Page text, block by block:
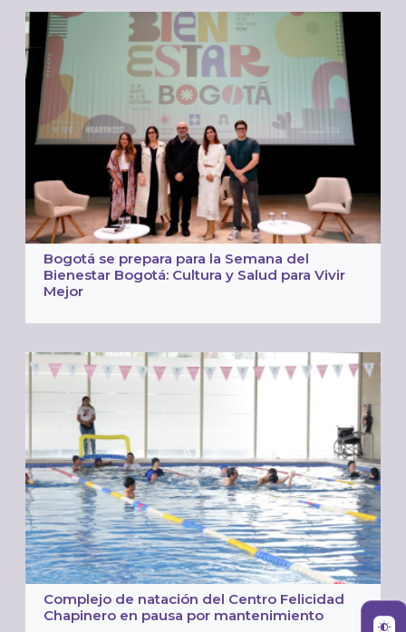
Bogotá se prepara para la Semana del
Bienestar Bogotá: Cultura y Salud para Vivir
Mejor
Complejo de natación del Centro Felicidad
Chapinero en pausa por mantenimiento